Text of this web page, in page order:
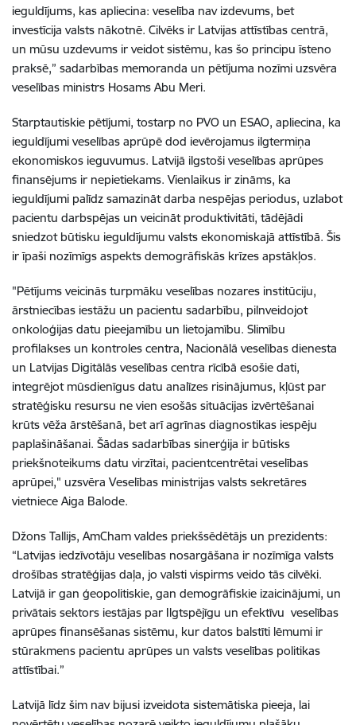
ieguldījums, kas apliecina: veselība nav izdevums, bet
investīcija valsts nākotnē. Cilvēks ir Latvijas attīstības centrā,
un mūsu uzdevums ir veidot sistēmu, kas šo principu īsteno
praksē,” sadarbības memoranda un pētījuma nozīmi uzsvēra
veselības ministrs Hosams Abu Meri.
Starptautiskie pētījumi, tostarp no PVO un ESAO, apliecina, ka
ieguldījumi veselības aprūpē dod ievērojamus ilgtermiņa
ekonomiskos ieguvumus. Latvijā ilgstoši veselības aprūpes
finansējums ir nepietiekams. Vienlaikus ir zināms, ka
ieguldījumi palīdz samazināt darba nespējas periodus, uzlabot
pacientu darbspējas un veicināt produktivitāti, tādējādi
sniedzot būtisku ieguldījumu valsts ekonomiskajā attīstībā. Šis
ir īpaši nozīmīgs aspekts demogrāfiskās krīzes apstākļos.
"Pētījums veicinās turpmāku veselības nozares institūciju,
ārstniecības iestāžu un pacientu sadarbību, pilnveidojot
onkoloģijas datu pieejamību un lietojamību. Slimību
profilakses un kontroles centra, Nacionālā veselības dienesta
un Latvijas Digitālās veselības centra rīcībā esošie dati,
integrējot mūsdienīgus datu analīzes risinājumus, kļūst par
stratēģisku resursu ne vien esošās situācijas izvērtēšanai
krūts vēža ārstēšanā, bet arī agrīnas diagnostikas iespēju
paplašināšanai. Šādas sadarbības sinerģija ir būtisks
priekšnoteikums datu virzītai, pacientcentrētai veselības
aprūpei," uzsvēra Veselības ministrijas valsts sekretāres
vietniece Aiga Balode.
Džons Tallijs, AmCham valdes priekšsēdētājs un prezidents:
“Latvijas iedzīvotāju veselības nosargāšana ir nozīmīga valsts
drošības stratēģijas daļa, jo valsti vispirms veido tās cilvēki.
Latvijā ir gan ģeopolitiskie, gan demogrāfiskie izaicinājumi, un
privātais sektors iestājas par Ilgtspējīgu un efektīvu veselības
aprūpes finansēšanas sistēmu, kur datos balstīti lēmumi ir
stūrakmens pacientu aprūpes un valsts veselības politikas
attīstībai.”
Latvijā līdz šim nav bijusi izveidota sistemātiska pieeja, lai